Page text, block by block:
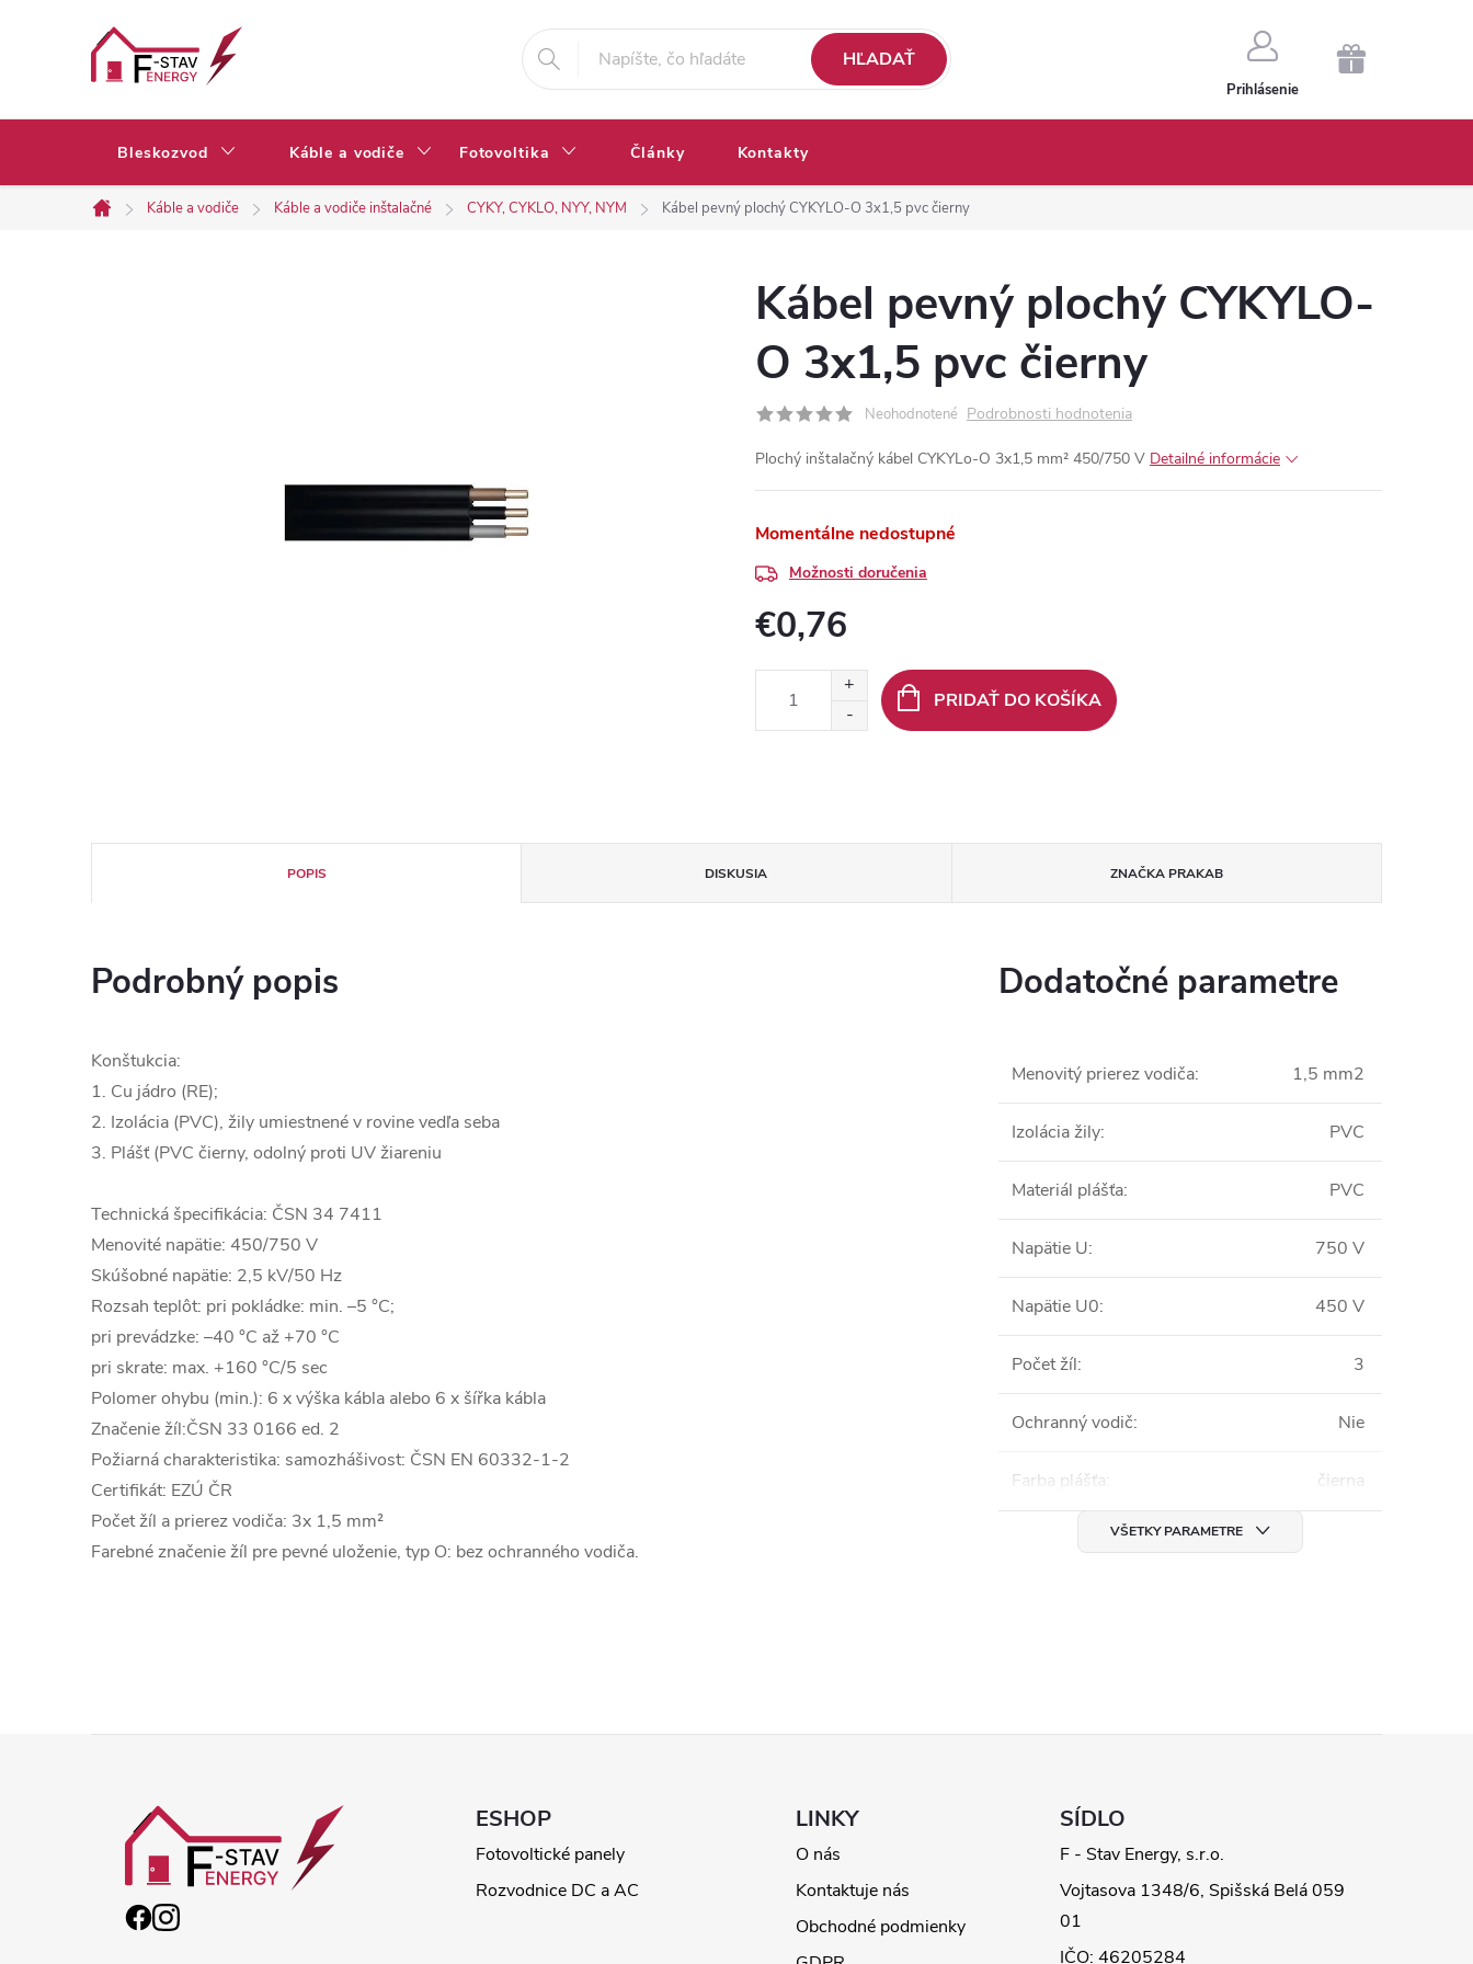
HĽADAŤ
Prihlásenie
NÁKUPNÝ
Bleskozvod Káble a vodiče Fotovoltika Články Kontakty
Domov
Káble a vodiče Káble a vodiče inštalačné CYKY, CYKLO, NYY, NYM Kábel pevný plochý CYKYLO-O 3x1,5 pvc čierny
Kábel pevný plochý CYKYLO-
O 3x1,5 pvc čierny
Neohodnotené Podrobnosti hodnotenia
Plochý inštalačný kábel CYKYLo-O 3x1,5 mm² 450/750 V Detailné informácie
Momentálne nedostupné
Možnosti doručenia
€0,76
PRIDAŤ DO KOŠÍKA
POPIS DISKUSIA ZNAČKAPRAKAB
Podrobný popis
Konštukcia:
1. Cu jádro (RE);
2. Izolácia (PVC), žily umiestnené v rovine vedľa seba
3. Plášť (PVC čierny, odolný proti UV žiareniu
Technická špecifikácia: ČSN 34 7411
Menovité napätie: 450/750 V
Skúšobné napätie: 2,5 kV/50 Hz
Rozsah teplôt: pri pokládke: min. –5 °C;
pri prevádzke: –40 °C až +70 °C
pri skrate: max. +160 °C/5 sec
Polomer ohybu (min.): 6 x výška kábla alebo 6 x šířka kábla
Značenie žíl:ČSN 33 0166 ed. 2
Požiarná charakteristika: samozhášivost: ČSN EN 60332-1-2
Certifikát: EZÚ ČR
Počet žíl a prierez vodiča: 3x 1,5 mm²
Farebné značenie žíl pre pevné uloženie, typ O: bez ochranného vodiča.
Dodatočné parametre
Menovitý prierez vodiča: 1,5 mm2
Izolácia žily: PVC
Materiál plášťa: PVC
Napätie U: 750 V
Napätie U0: 450 V
Počet žíl: 3
Ochranný vodič: Nie
Farba plášťa: čierna
VŠETKY PARAMETRE
ESHOP
Fotovoltické panely
Rozvodnice DC a AC
LINKY
O nás
Kontaktuje nás
Obchodné podmienky
SÍDLO
F - Stav Energy, s.r.o.
Vojtasova 1348/6, Spišská Belá 059
01
IČO: 46205284